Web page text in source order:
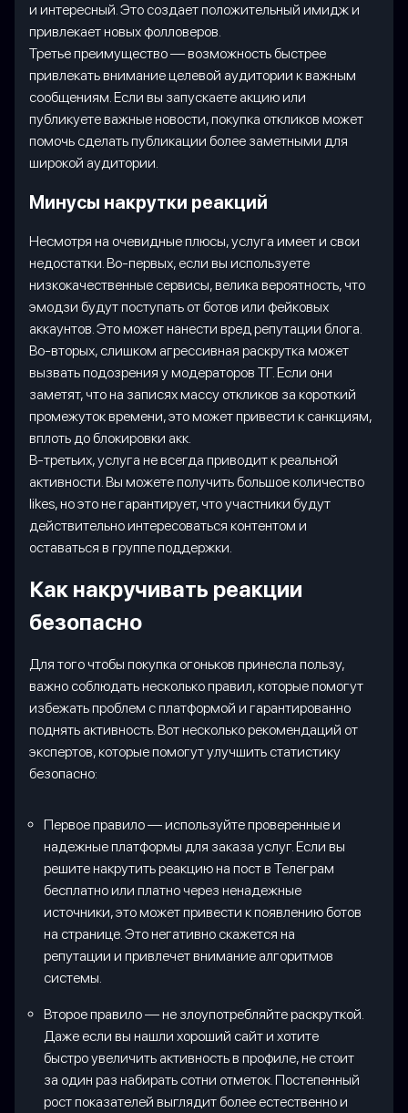
и интересный. Это создает положительный имидж и
привлекает новых фолловеров.
Третье преимущество — возможность быстрее
привлекать внимание целевой аудитории к важным
сообщениям. Если вы запускаете акцию или
публикуете важные новости, покупка откликов может
помочь сделать публикации более заметными для
широкой аудитории.
Минусы накрутки реакций
Несмотря на очевидные плюсы, услуга имеет и свои
недостатки. Во-первых, если вы используете
низкокачественные сервисы, велика вероятность, что
эмодзи будут поступать от ботов или фейковых
аккаунтов. Это может нанести вред репутации блога.
Во-вторых, слишком агрессивная раскрутка может
вызвать подозрения у модераторов ТГ. Если они
заметят, что на записях массу откликов за короткий
промежуток времени, это может привести к санкциям,
вплоть до блокировки акк.
В-третьих, услуга не всегда приводит к реальной
активности. Вы можете получить большое количество
likes, но это не гарантирует, что участники будут
действительно интересоваться контентом и
оставаться в группе поддержки.
Как накручивать реакции
безопасно
Для того чтобы покупка огоньков принесла пользу,
важно соблюдать несколько правил, которые помогут
избежать проблем с платформой и гарантированно
поднять активность. Вот несколько рекомендаций от
экспертов, которые помогут улучшить статистику
безопасно:
Первое правило — используйте проверенные и
надежные платформы для заказа услуг. Если вы
решите накрутить реакцию на пост в Телеграм
бесплатно или платно через ненадежные
источники, это может привести к появлению ботов
на странице. Это негативно скажется на
репутации и привлечет внимание алгоритмов
системы.
Второе правило — не злоупотребляйте раскруткой.
Даже если вы нашли хороший сайт и хотите
быстро увеличить активность в профиле, не стоит
за один раз набирать сотни отметок. Постепенный
рост показателей выглядит более естественно и